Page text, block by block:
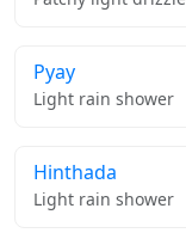
Pyay
Light rain shower
Hinthada
Light rain shower